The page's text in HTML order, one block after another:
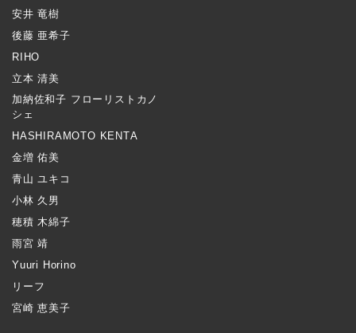
安井 竜樹
後藤 亜希子
RIHO
立本 清美
加納佐和子 フローリストカノ
シェ
HASHIRAMOTO KENTA
金増 佑美
青山 ユキコ
小林 久男
穂積 木綿子
雨宮 靖
Yuuri Horino
リーフ
宮崎 恵美子